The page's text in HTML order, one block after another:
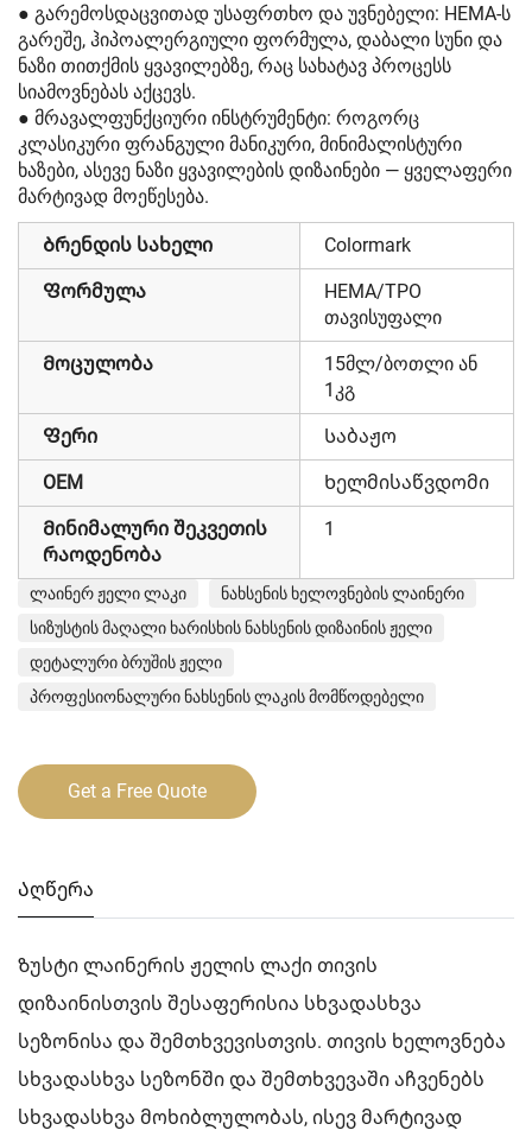
● გარემოსდაცვითად უსაფრთხო და უვნებელი: HEMA-ს
გარეშე, ჰიპოალერგიული ფორმულა, დაბალი სუნი და
ნაზი თითქმის ყვავილებზე, რაც სახატავ პროცესს
სიამოვნებას აქცევს.
● მრავალფუნქციური ინსტრუმენტი: როგორც
კლასიკური ფრანგული მანიკური, მინიმალისტური
ხაზები, ასევე ნაზი ყვავილების დიზაინები — ყველაფერი
მარტივად მოეწესება.
Ბრენდის სახელი Colormark
Ფორმულა
HEMA/TPO
თავისუფალი
Მოცულობა
15მლ/ბოთლი ან
1კგ
Ფერი Საბაჟო
OEM Ხელმისაწვდომი
Მინიმალური შეკვეთის
რაოდენობა
1
ლაინერ ჟელი ლაკი
ნახსენის ხელოვნების ლაინერი
სიზუსტის მაღალი ხარისხის ნახსენის დიზაინის ჟელი
დეტალური ბრუშის ჟელი
პროფესიონალური ნახსენის ლაკის მომწოდებელი
Get a Free Quote
Აღწერა
Ზუსტი ლაინერის ჟელის ლაქი თივის
დიზაინისთვის შესაფერისია სხვადასხვა
სეზონისა და შემთხვევისთვის. თივის ხელოვნება
სხვადასხვა სეზონში და შემთხვევაში აჩვენებს
სხვადასხვა მოხიბლულობას, ისევ მარტივად